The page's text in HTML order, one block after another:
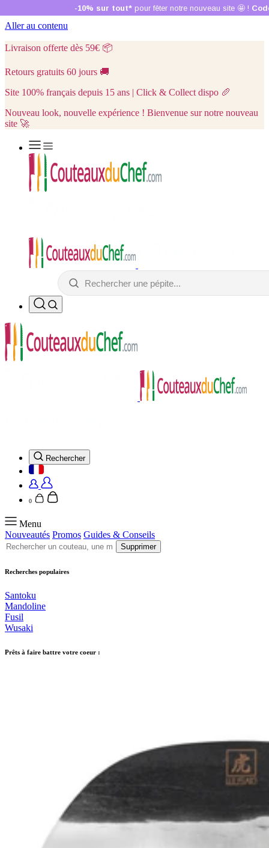
Aller au contenu
Livraison offerte dès 59€ 📦
Retours gratuits 60 jours 🚚
Site 100% français depuis 15 ans | Click & Collect dispo 🥖
Nouveau look, nouvelle expérience ! Bienvenue sur notre nouveau
site 🚀
Rechercher
0
Menu
Nouveautés Promos Guides & Conseils
Supprimer
Recherches populaires
Santoku
Mandoline
Fusil
Wusaki
Prêts à faire battre votre coeur :